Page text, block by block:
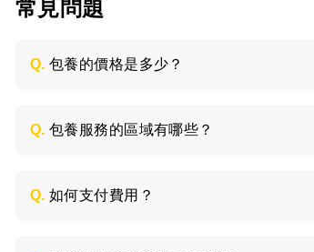
常見問題
Q. 包養的價格是多少？
Q. 包養服務的區域有哪些？
Q. 如何支付費用？